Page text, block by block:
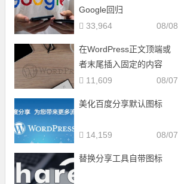
Google回归
08/08
33,964
在WordPress正文顶端或
者末尾插入固定的内容
08/07
11,609
美化百度分享默认图标
08/07
14,159
替换分享工具自带图标